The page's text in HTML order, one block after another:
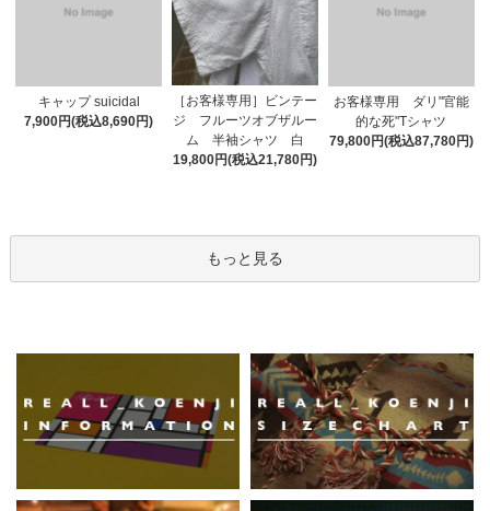
キャップ suicidal
7,900円(税込8,690円)
［お客様専用］ビンテー
ジ フルーツオブザルー
ム 半袖シャツ 白
19,800円(税込21,780円)
お客様専用 ダリ"官能
的な死"Tシャツ
79,800円(税込87,780円)
もっと見る